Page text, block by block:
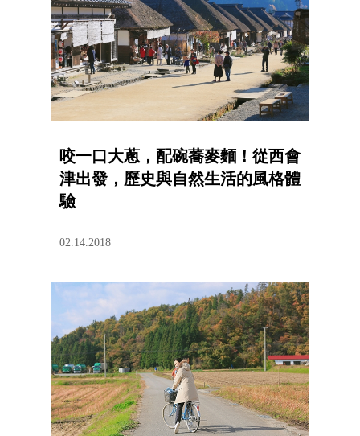
咬一口大蔥，配碗蕎麥麵！從西會
津出發，歷史與自然生活的風格體
驗
02.14.2018